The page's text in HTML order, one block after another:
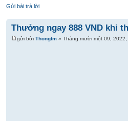
Gửi bài trả lời
Thưởng ngay 888 VND khi
gửi bởi Thongtm » Tháng mười một 09, 2022,